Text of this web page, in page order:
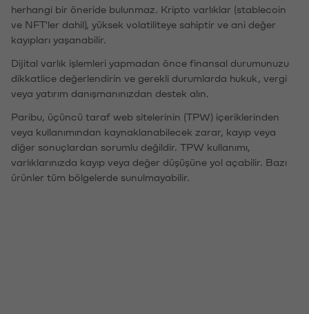
herhangi bir öneride bulunmaz. Kripto varlıklar (stablecoin
ve NFT'ler dahil), yüksek volatiliteye sahiptir ve ani değer
kayıpları yaşanabilir.
Dijital varlık işlemleri yapmadan önce finansal durumunuzu
dikkatlice değerlendirin ve gerekli durumlarda hukuk, vergi
veya yatırım danışmanınızdan destek alın.
Paribu, üçüncü taraf web sitelerinin (TPW) içeriklerinden
veya kullanımından kaynaklanabilecek zarar, kayıp veya
diğer sonuçlardan sorumlu değildir. TPW kullanımı,
varlıklarınızda kayıp veya değer düşüşüne yol açabilir. Bazı
ürünler tüm bölgelerde sunulmayabilir.